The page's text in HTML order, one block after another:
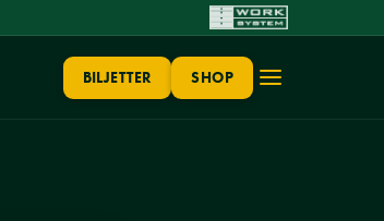
BILJETTER SHOP